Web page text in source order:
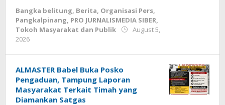
Bangka belitung, Berita, Organisasi Pers,
Pangkalpinang, PRO JURNALISMEDIA SIBER,
Tokoh Masyarakat dan Publik
August 5,
2026
ALMASTER Babel Buka Posko
Pengaduan, Tampung Laporan
Masyarakat Terkait Timah yang
Diamankan Satgas